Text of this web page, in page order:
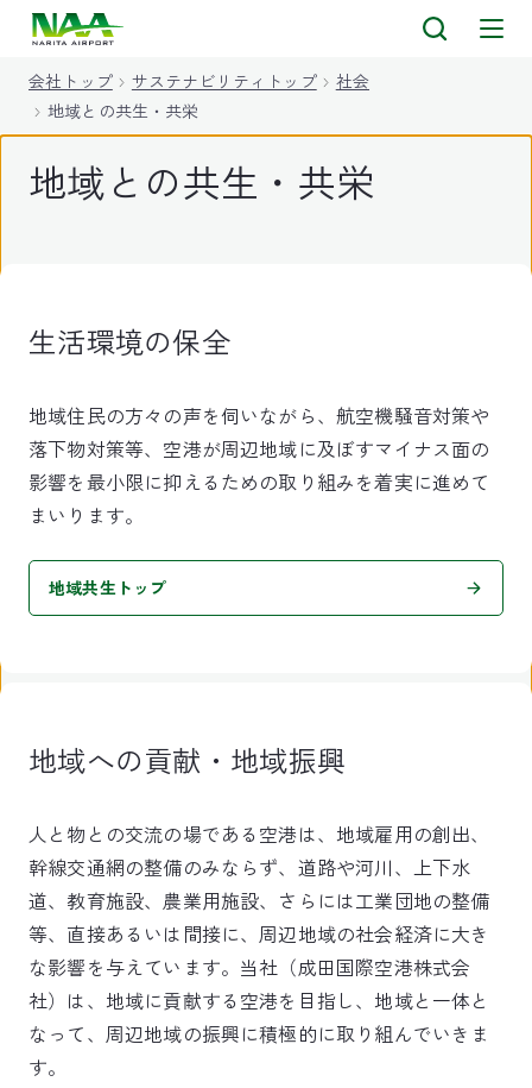
会社トップ サステナビリティトップ
社会
地域との共生・共栄
地域との共生・共栄
生活環境の保全
地域住民の方々の声を伺いながら、航空機騒​音対策や
落下物対策等、空港が周辺地域に及ぼすマイナ​ス面の
影響を最小限に抑えるための取り組みを着実に進め​て
まいります。
地域共生トップ
地域への貢献・地域振興
人と物との交流の場である空港は、地域雇用の創出、
幹線交通網の整備のみならず、道路や河川、上下水
道、教育施設、農業用施設、さらには工業団地の整備
等、直接あるいは間接に、周辺地域の社会経済に大き
な影響を与えています。当社（成田国際空港株式会
社）は、地域に貢献する空港を目指し、地域と一体と
なって、周辺地域の振興に積極的に取り組んでいきま
す。